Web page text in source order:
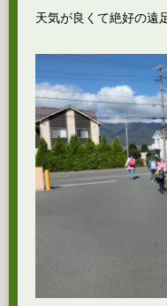
天気が良くて絶好の遠